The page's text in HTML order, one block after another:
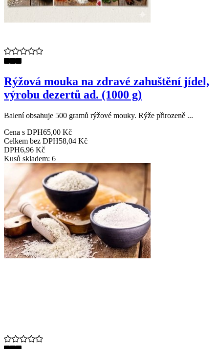
Rýžová mouka na zdravé zahuštění jídel,
výrobu dezertů ad. (1000 g)
Balení obsahuje 500 gramů rýžové mouky. Rýže přirozeně ...
Cena s DPH65,00 Kč
Celkem bez DPH58,04 Kč
DPH6,96 Kč
Kusů skladem: 6